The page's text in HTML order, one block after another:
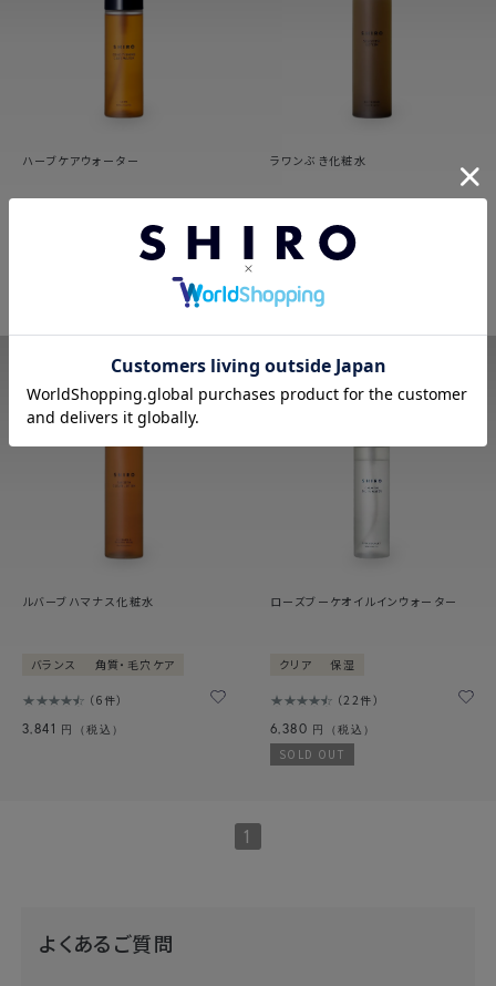
ハーブケアウォーター ラワンぶき化粧水
センシティブ
33件
2,347円（税込）
ルバーブハマナス化粧水
バランス 角質・毛穴ケア
6件
3,841 円（税込）
ローズブーケオイルインウォーター
クリア 保湿
22件
6,380 円（税込）
SOLD OUT
1
よくあるご質問